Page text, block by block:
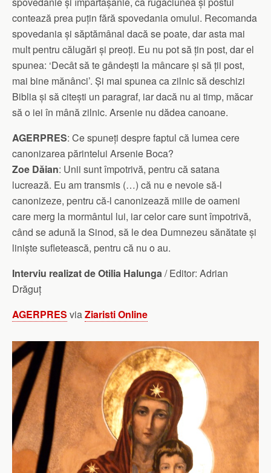
contează prea puțin fără spovedania omului. Recomanda
spovedania și săptămânal dacă se poate, dar asta mai
mult pentru călugări și preoți. Eu nu pot să țin post, dar el
spunea: ‘Decât să te gândești la mâncare și să ții post,
mai bine mănânci’. Și mai spunea ca zilnic să deschizi
Biblia și să citești un paragraf, iar dacă nu ai timp, măcar
să o iei în mână zilnic. Arsenie nu dădea canoane.
AGERPRES: Ce spuneți despre faptul că lumea cere
canonizarea părintelui Arsenie Boca?
Zoe Dăian: Unii sunt împotrivă, pentru că satana
lucrează. Eu am transmis (…) că nu e nevoie să-l
canonizeze, pentru că-l canonizează miile de oameni
care merg la mormântul lui, iar celor care sunt împotrivă,
când se adună la Sinod, să le dea Dumnezeu sănătate și
liniște sufletească, pentru că nu o au.
Interviu realizat de Otilia Halunga/ Editor: Adrian
Drăguț
AGERPRES viaZiaristi Online